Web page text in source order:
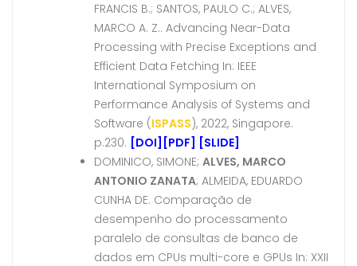
FRANCIS B.; SANTOS, PAULO C.; ALVES,
MARCO A. Z.. Advancing Near-Data
Processing with Precise Exceptions and
Efficient Data Fetching In: IEEE
International Symposium on
Performance Analysis of Systems and
Software (ISPASS), 2022, Singapore.
p.230. [DOI] [PDF] [SLIDE]
DOMINICO, SIMONE; ALVES, MARCO
ANTONIO ZANATA; ALMEIDA, EDUARDO
CUNHA DE. Comparação de
desempenho do processamento
paralelo de consultas de banco de
dados em CPUs multi-core e GPUs In: XXII